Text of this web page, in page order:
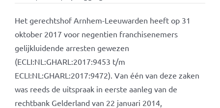
Het gerechtshof Arnhem-Leeuwarden heeft op 31
oktober 2017 voor negentien franchisenemers
gelijkluidende arresten gewezen
(ECLI:NL:GHARL:2017:9453 t/m
ECLI:NL:GHARL:2017:9472). Van één van deze zaken
was reeds de uitspraak in eerste aanleg van de
rechtbank Gelderland van 22 januari 2014,